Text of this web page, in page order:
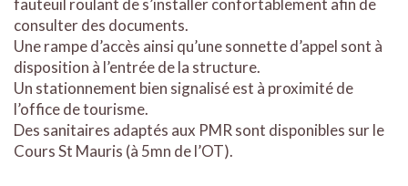
fauteuil roulant de s’installer confortablement afin de
consulter des documents.
Une rampe d’accès ainsi qu’une sonnette d’appel sont à
disposition à l’entrée de la structure.
Un stationnement bien signalisé est à proximité de
l’office de tourisme.
Des sanitaires adaptés aux PMR sont disponibles sur le
Cours St Mauris (à 5mn de l’OT).